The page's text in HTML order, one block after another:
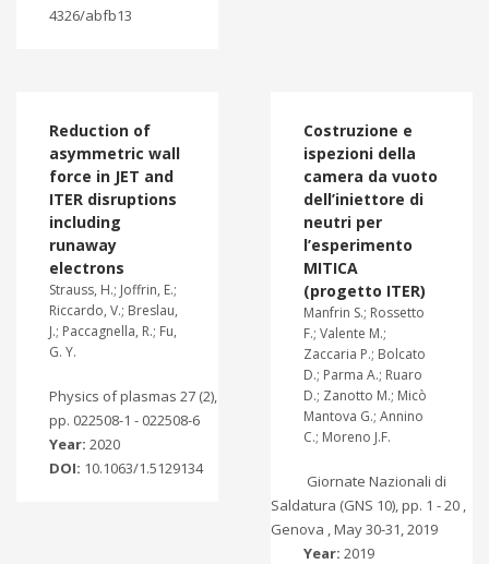
4326/abfb13
Reduction of
asymmetric wall
force in JET and
ITER disruptions
including
runaway
electrons
Strauss, H.; Joffrin, E.;
Riccardo, V.; Breslau,
J.; Paccagnella, R.; Fu,
G. Y.
Physics of plasmas 27 (2),
pp. 022508-1 - 022508-6
Year: 2020
DOI: 10.1063/1.5129134
Costruzione e
ispezioni della
camera da vuoto
dell’iniettore di
neutri per
l’esperimento
MITICA
(progetto ITER)
Manfrin S.; Rossetto
F.; Valente M.;
Zaccaria P.; Bolcato
D.; Parma A.; Ruaro
D.; Zanotto M.; Micò
Mantova G.; Annino
C.; Moreno J.F.
Giornate Nazionali di
Saldatura (GNS 10), pp. 1 - 20 ,
Genova , May 30-31, 2019
Year: 2019